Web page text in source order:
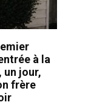
à la
un jour,
frère